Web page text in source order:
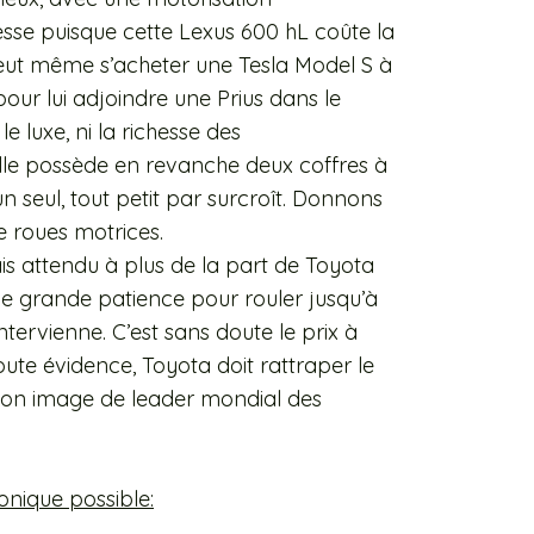
puisque cette Lexus 600 hL coûte la
même s’acheter une Tesla Model S à
lui adjoindre une Prius dans le
luxe, ni la richesse des
possède en revanche deux coffres à
seul, tout petit par surcroît. Donnons
roues motrices.
attendu à plus de la part de Toyota
grande patience pour rouler jusqu’à
C’est sans doute le prix à
évidence, Toyota doit rattraper le
image de leader mondial des
possible: